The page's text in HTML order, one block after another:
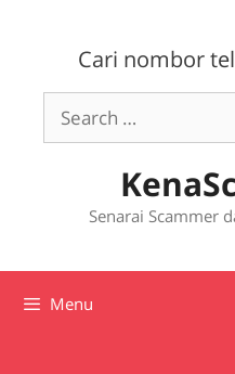
Cari nombor
Search
for:
Senarai Scammer
Menu